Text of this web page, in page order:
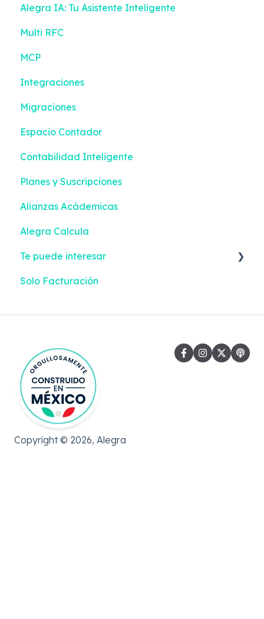
Turnos
Gestión de efectivo
Devoluciones
Contactos
Inventario
Compras
Configuración
Facturación Electrónica
Alegra IA: Tu Asistente Inteligente
Multi RFC
MCP
Integraciones
Migraciones
Espacio Contador
Contabilidad Inteligente
Planes y Suscripciones
Alianzas Acádemicas
Alegra Calcula
Te puede interesar
Facturación Electrónica
Solo Facturación
Copyright © 2026, Alegra